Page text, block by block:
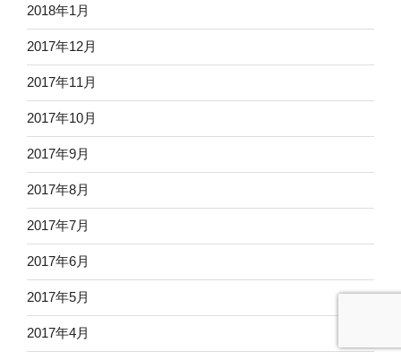
2018年1月
2017年12月
2017年11月
2017年10月
2017年9月
2017年8月
2017年7月
2017年6月
2017年5月
2017年4月